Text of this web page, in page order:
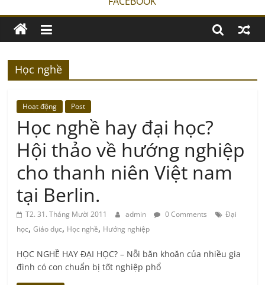
Học nghề
Hoạt động Post
Học nghề hay đại học?
Hội thảo về hướng nghiệp
cho thanh niên Việt nam
tại Berlin.
T2. 31. Tháng Mười 2011 admin 0 Comments
Đại
học,Giáo dục, Học nghề, Hướng nghiệp
HỌC NGHỀ HAY ĐẠI HỌC? – Nỗi băn khoăn của nhiều gia
đình có con chuẩn bị tốt nghiệp phổ